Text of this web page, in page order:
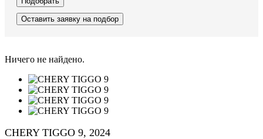
Оставить заявку на подбор
Ничего не найдено.
CHERY TIGGO 9, 2024